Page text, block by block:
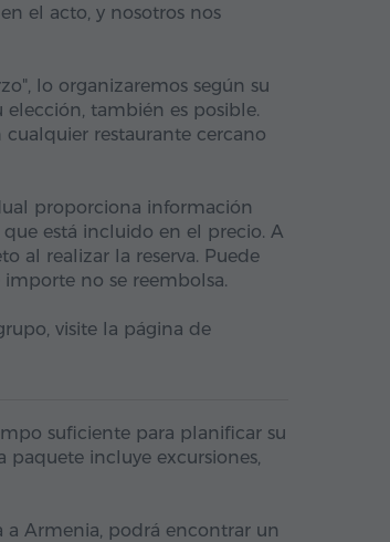
el acto, y nosotros nos
lo organizaremos según su
elección, también es posible.
restaurante cercano
proporciona información
está incluido en el precio. A
al realizar la reserva. Puede
no se reembolsa.
visite la página de
suficiente para planificar su
paquete incluye excursiones,
Armenia, podrá encontrar un